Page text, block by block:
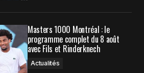
Masters 1000 Montréal : le
programme complet du 8 août
avec Fils et Rinderknech
Actualités